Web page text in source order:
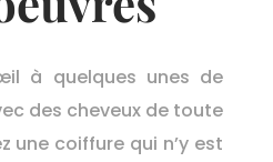
à quelques unes de
des cheveux de toute
une coiffure qui n’y est